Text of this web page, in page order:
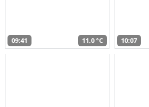
09:41 11,0 °C 10:07